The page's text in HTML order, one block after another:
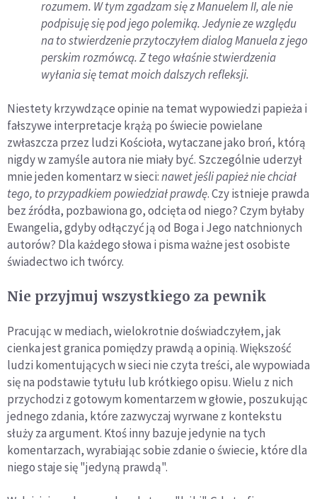
rozumem. W tym zgadzam się z Manuelem II, ale nie
podpisuję się pod jego polemiką. Jedynie ze względu
na to stwierdzenie przytoczyłem dialog Manuela z jego
perskim rozmówcą. Z tego właśnie stwierdzenia
wyłania się temat moich dalszych refleksji.
Niestety krzywdzące opinie na temat wypowiedzi papieża i
fałszywe interpretacje krążą po świecie powielane
zwłaszcza przez ludzi Kościoła, wytaczane jako broń, którą
nigdy w zamyśle autora nie miały być. Szczególnie uderzył
mnie jeden komentarz w sieci:nawet jeśli papież nie chciał
tego, to przypadkiem powiedział prawdę. Czy istnieje prawda
bez źródła, pozbawiona go, odcięta od niego? Czym byłaby
Ewangelia, gdyby odłączyć ją od Boga i Jego natchnionych
autorów? Dla każdego słowa i pisma ważne jest osobiste
świadectwo ich twórcy.
Nie przyjmuj wszystkiego za pewnik
Pracując w mediach, wielokrotnie doświadczyłem, jak
cienka jest granica pomiędzy prawdą a opinią. Większość
ludzi komentujących w sieci nie czyta treści, ale wypowiada
się na podstawie tytułu lub krótkiego opisu. Wielu z nich
przychodzi z gotowym komentarzem w głowie, poszukując
jednego zdania, które zazwyczaj wyrwane z kontekstu
służy za argument. Ktoś inny bazuje jedynie na tych
komentarzach, wyrabiając sobie zdanie o świecie, które dla
niego staje się "jedyną prawdą".